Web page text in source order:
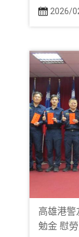
2026/
高雄港警
勉金 慰